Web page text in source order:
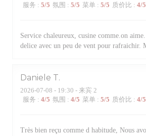
服务 : 5/5 氛围 : 5/5 菜单 : 5/5 质价比 : 4/5
Service chaleureux, cusine comme.on
delice avec un peu de vent pour rafraichir.
Daniele T
2026-07-08 - 19:30 - 来宾 2
服务 : 4/5 氛围 : 4/5 菜单 : 5/5 质价比 : 4/5
Très bien reçu comme d habitude, Nous